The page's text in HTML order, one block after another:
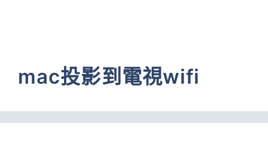
mac投影到電視wifi